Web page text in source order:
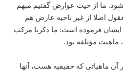
ما از حیث عوارض گفتیم مبهم
اصلا از غیر ناحیه عارض هم
فرموده است: ما ذکرنا مرکب
ماهیت مؤتلفه بود.
ماهیاتی که حقیقیه هست، آنها